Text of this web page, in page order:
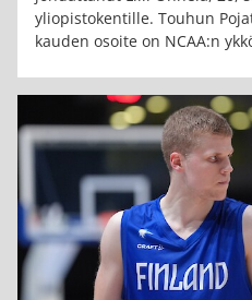
yliopistokentille. Touhun
kauden osoite on NCAA:n